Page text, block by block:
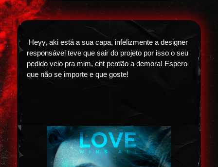
Heyy, aki está a sua capa, infelizmente a designer
responsável teve que sair do projeto por isso o seu
pedido veio pra mim, ent perdão a demora! Espero
que não se importe e que goste!